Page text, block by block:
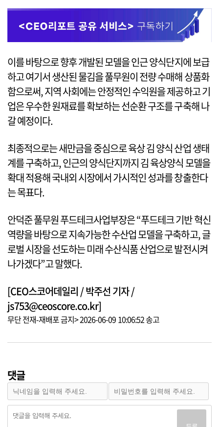
이를 바탕으로 향후 개발된 모델을 인근 양식단지에 보급
하고 여기서 생산된 물김을 풀무원이 전량 수매해 상품화
함으로써, 지역 사회에는 안정적인 수익원을 제공하고 기
업은 우수한 원재료를 확보하는 선순환 구조를 구축해 나
갈 예정이다.
최종적으로는 새만금을 중심으로 육상 김 양식 산업 생태
계를 구축하고, 인근의 양식단지까지 김 육상양식 모델을
확대 적용해 국내외 시장에서 가시적인 성과를 창출한다
는 목표다.
안덕준 풀무원 푸드테크사업부장은 “푸드테크 기반 혁신
역량을 바탕으로 지속가능한 수산업 모델을 구축하고, 글
로벌 시장을 선도하는 미래 수산식품 산업으로 발전시켜
나가겠다”고 말했다.
[CEO스코어데일리 / 박주선 기자 /
js753@ceoscore.co.kr]
무단 전재-재배포 금지> 2026-06-09 10:06:52 송고
댓글